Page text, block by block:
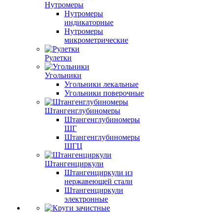
Нутромеры
Нутромеры
индикаторные
Нутромеры
микрометрические
Рулетки
Угольники
Угольники лекальные
Угольники поверочные
Штангенглубиномеры
Штангенглубиномеры
ШГ
Штангенглубиномеры
ШГЦ
Штангенциркули
Штангенциркули из
нержавеющей стали
Штангенциркули
электронные